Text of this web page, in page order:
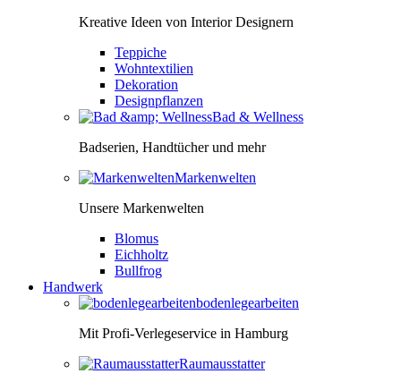
Kreative Ideen von Interior Designern
Teppiche
Wohntextilien
Dekoration
Designpflanzen
Bad & Wellness
Badserien, Handtücher und mehr
Markenwelten
Unsere Markenwelten
Blomus
Eichholtz
Bullfrog
Handwerk
bodenlegearbeiten
Mit Profi-Verlegeservice in Hamburg
Raumausstatter